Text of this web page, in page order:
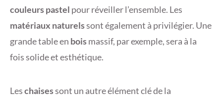
couleurs pastel pour réveiller l’ensemble. Les
matériaux naturelssont également à privilégier. Une
grande table en boismassif, par exemple, sera à la
fois solide et esthétique.
Leschaisessont un autre élément clé de la